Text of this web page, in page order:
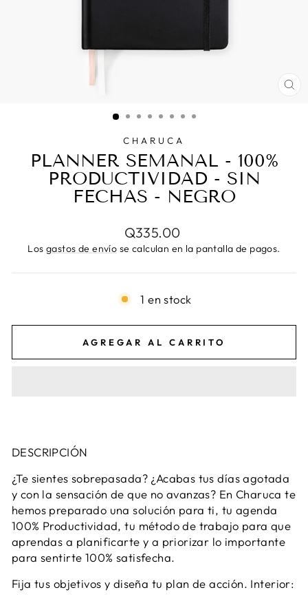
CHARUCA
PLANNER SEMANAL - 100%
PRODUCTIVIDAD - SIN
FECHAS - NEGRO
Precio
habitual
Q335.00
Losgastos de envío se calculan en la pantalla de pagos.
1 en stock
AGREGAR AL CARRITO
DESCRIPCIÓN
¿Te sientes sobrepasada? ¿Acabas tus días agotada
y con la sensación de que no avanzas? En Charuca te
hemos preparado una solución para ti, tu agenda
100% Productividad, tu método de trabajo para que
aprendas a planificarte y a priorizar lo importante
para sentirte 100% satisfecha.
Fija tus objetivos y diseña tu plan de acción. Interior: